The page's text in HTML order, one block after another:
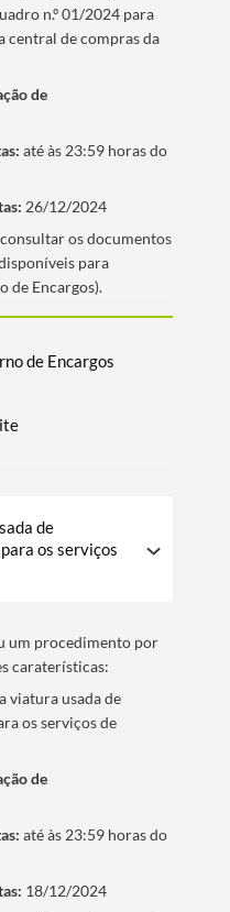
n.º 01/2024 para
central de compras da
de
até às 23:59 horas do
26/12/2024
os documentos
para
de Encargos).
de Encargos
de
os serviços
um procedimento por
caraterí­sticas:
viatura usada de
os serviços de
de
até às 23:59 horas do
18/12/2024